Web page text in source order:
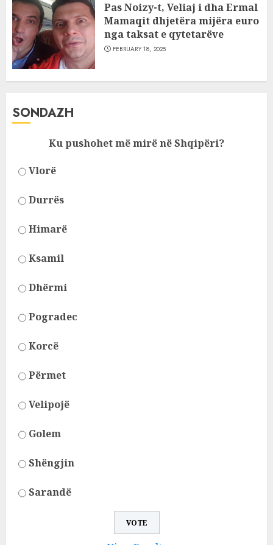
Pas Noizy-t, Veliaj i dha Ermal
Mamaqit dhjetëra mijëra euro
nga taksat e qytetarëve
FEBRUARY 18, 2025
SONDAZH
Ku pushohet më mirë në Shqipëri?
Vlorë
Durrës
Himarë
Ksamil
Dhërmi
Pogradec
Korcë
Përmet
Velipojë
Golem
Shëngjin
Sarandë